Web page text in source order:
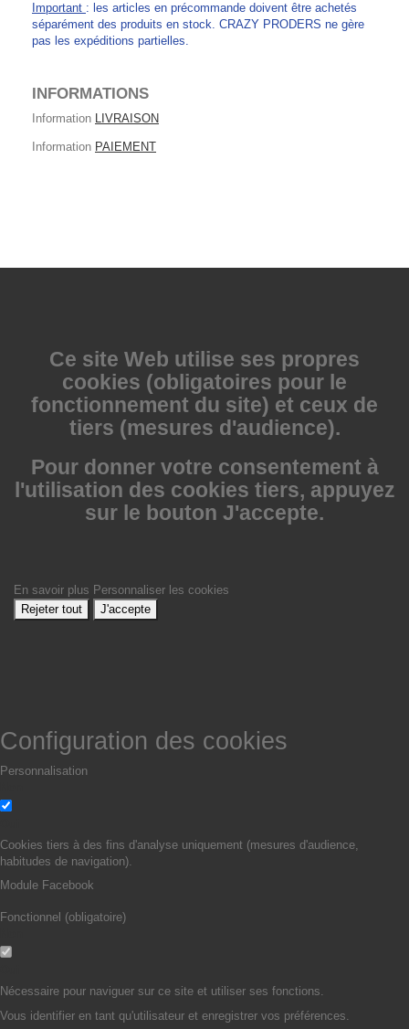
Important : les articles en précommande doivent être achetés
séparément des produits en stock. CRAZY PRODERS ne gère
pas les expéditions partielles.
INFORMATIONS
Information LIVRAISON
Information PAIEMENT
Ce site Web utilise ses propres
cookies (obligatoires pour le
fonctionnement du site) et ceux de
tiers (mesures d'audience).
Pour donner votre consentement à
l'utilisation des cookies tiers, appuyez
sur le bouton J'accepte.
En savoir plus Personnaliser les cookies
Rejeter tout
J'accepte
Configuration des cookies
Personnalisation
Cookies tiers à des fins d'analyse uniquement (mesures d'audience,
habitudes de navigation).
Module Facebook
Fonctionnel (obligatoire)
Nécessaire pour naviguer sur ce site et utiliser ses fonctions.
Vous identifier en tant qu'utilisateur et enregistrer vos préférences.